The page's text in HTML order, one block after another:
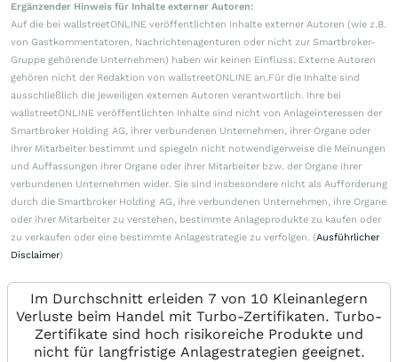
Ergänzender Hinweis für Inhalte externer Autoren:
Auf die bei wallstreetONLINE veröffentlichten Inhalte externer Autoren (wie z.B.
von Gastkommentatoren, Nachrichtenagenturen oder nicht zur Smartbroker-
Gruppe gehörende Unternehmen) haben wir keinen Einfluss. Externe Autoren
gehören nicht der Redaktion von wallstreetONLINE an.Für die Inhalte sind
ausschließlich die jeweiligen externen Autoren verantwortlich. Ihre bei
wallstreetONLINE veröffentlichten Inhalte sind nicht von Anlageinteressen der
Smartbroker Holding AG, ihrer verbundenen Unternehmen, ihrer Organe oder
ihrer Mitarbeiter bestimmt und spiegeln nicht notwendigerweise die Meinungen
und Auffassungen ihrer Organe oder ihrer Mitarbeiter bzw. der Organe ihrer
verbundenen Unternehmen wider. Sie sind insbesondere nicht als Aufforderung
durch die Smartbroker Holding AG, ihre verbundenen Unternehmen, ihre Organe
oder ihrer Mitarbeiter zu verstehen, bestimmte Anlageprodukte zu kaufen oder
zu verkaufen oder eine bestimmte Anlagestrategie zu verfolgen. (Ausführlicher
Disclaimer)
Im Durchschnitt erleiden 7 von 10 Kleinanlegern
Verluste beim Handel mit Turbo-Zertifikaten. Turbo-
Zertifikate sind hoch risikoreiche Produkte und
nicht für langfristige Anlagestrategien geeignet.